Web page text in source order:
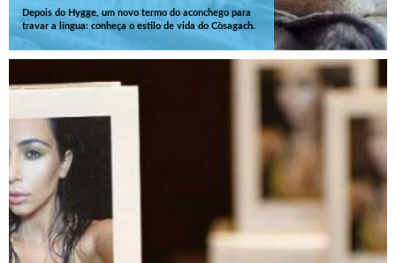
Depois do Hygge, um novo termo do aconchego para
travar a língua: conheça o estilo de vida do Còsagach.